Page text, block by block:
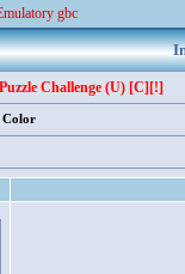
gbc
Challenge (U) [C][!]
Color